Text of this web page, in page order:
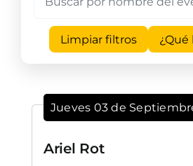
Limpiar filtros ¿Qué
Jueves 03 de
Ariel Rot